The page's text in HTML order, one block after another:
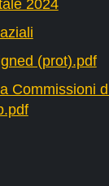
2024
(prot).pdf
Commissioni